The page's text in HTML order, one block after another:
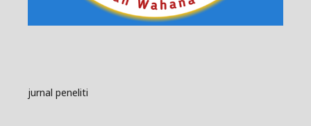
jurnal peneliti